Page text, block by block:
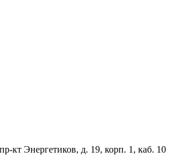
кт Энергетиков, д. 19, корп. 1, каб. 10